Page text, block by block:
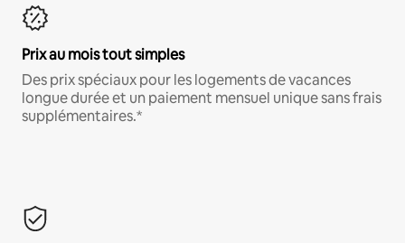
Prix au mois tout simples
Des prix spéciaux pour les logements de vacances
longue durée et un paiement mensuel unique sans frais
supplémentaires.*